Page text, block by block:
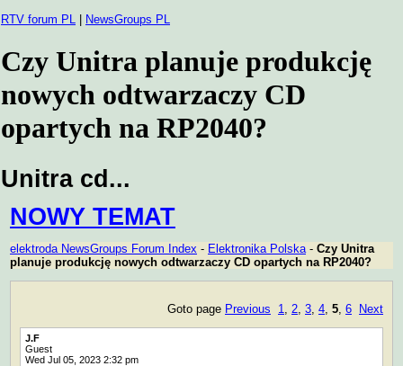
RTV forum PL NewsGroups PL
Czy Unitra planuje produkcję
nowych odtwarzaczy CD
opartych na RP2040?
Unitra cd...
NOWY TEMAT
elektroda NewsGroups Forum Index - Elektronika Polska- Czy Unitra
planuje produkcję nowych odtwarzaczy CD opartych na RP2040?
Goto page Previous 1, 2, 3, 4, 5, 6 Next
J.F
Guest
Wed Jul 05, 2023 2:32 pm